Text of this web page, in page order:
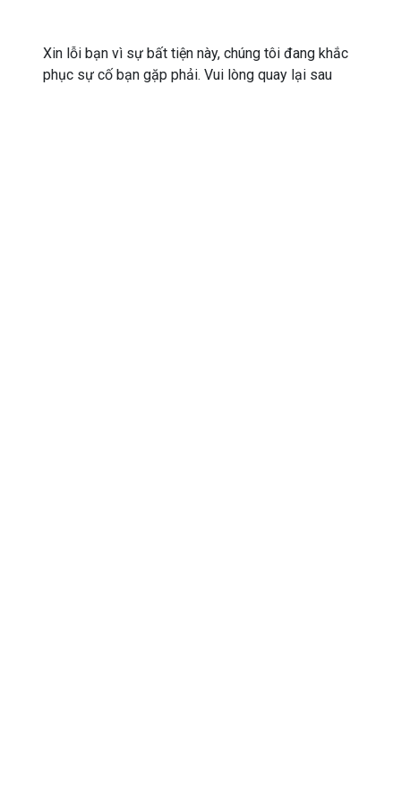
Xin lỗi bạn vì sự bất tiện này, chúng tôi đang khắc
phục sự cố bạn gặp phải. Vui lòng quay lại sau